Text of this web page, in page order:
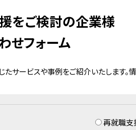
の企業様
をご検討の企業様
せフォーム
たサービスや事例をご紹介いたします。